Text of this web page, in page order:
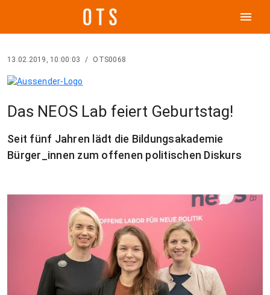
menu
13.02.2019, 10:00:03 / OTS0068
Das NEOS Lab feiert Geburtstag!
Seit fünf Jahren lädt die Bildungsakademie
Bürger_innen zum offenen politischen Diskurs